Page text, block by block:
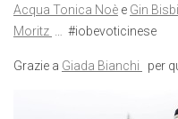
Acqua Tonica Noè e Gin
Moritz
… #iobevoticinese
Grazie a Giada Bianchi per